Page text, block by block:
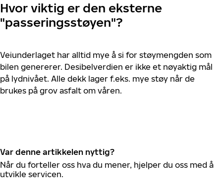
Hvor viktig er den eksterne
"passeringsstøyen"?
Veiunderlaget har alltid mye å si for støymengden som
bilen genererer. Desibelverdien er ikke et nøyaktig mål
på lydnivået. Alle dekk lager f.eks. mye støy når de
brukes på grov asfalt om våren.
Var denne artikkelen nyttig?
Når du forteller oss hva du mener, hjelper du oss med å
utvikle servicen.